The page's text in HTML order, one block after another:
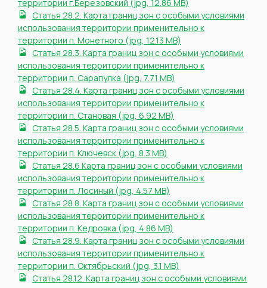
территории г.Березовский (jpg, 12.86 MB)
Статья 28.2. Карта границ зон с особыми условиями
использования территории применительно к
территории п. Монетного (jpg, 12.13 MB)
Статья 28.3. Карта границ зон с особыми условиями
использования территории применительно к
территории п. Сарапулка (jpg, 7.71 MB)
Статья 28.4. Карта границ зон с особыми условиями
использования территории применительно к
территории п. Становая (jpg, 6.92 MB)
Статья 28.5. Карта границ зон с особыми условиями
использования территории применительно к
территории п. Ключевск (jpg, 8.3 MB)
Статья 28.6 Карта границ зон с особыми условиями
использования территории применительно к
территории п. Лосиный (jpg, 4.57 MB)
Статья 28.8. Карта границ зон с особыми условиями
использования территории применительно к
территории п. Кедровка (jpg, 4.86 MB)
Статья 28.9. Карта границ зон с особыми условиями
использования территории применительно к
территории п. Октябрьский (jpg, 3.1 MB)
Статья 28.12. Карта границ зон с особыми условиями